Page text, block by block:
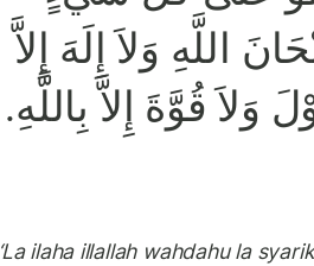
اللَّهِ وَلاَ إِلَهَ إِلاَّ
وَلاَ قُوَّةَ إِلاَّ بِاللَّهِ.
‘La ilaha illallah wahdahu la